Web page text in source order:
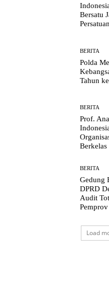
Bersatu
BERITA
Polda
Tahun
BERITA
Prof.
Berkelas
BERITA
Gedung
DPRD
Audit
Load